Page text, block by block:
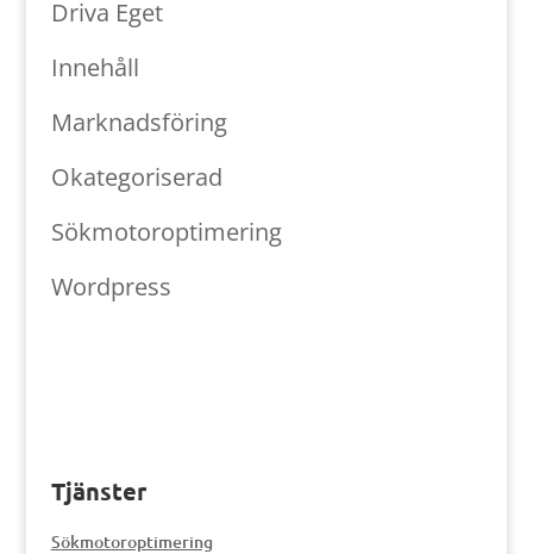
Driva Eget
Innehåll
Marknadsföring
Okategoriserad
Sökmotoroptimering
Wordpress
Tjänster
Sökmotoroptimering